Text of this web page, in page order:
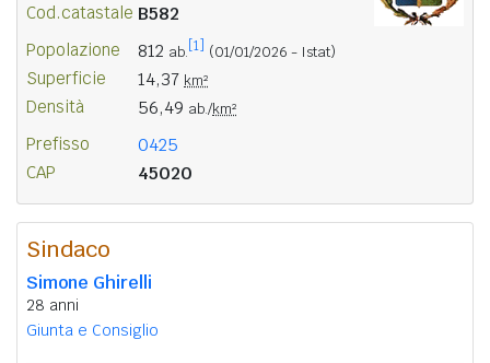
Cod.catastale B582
Popolazione 812 ab. [1] (01/01/2026 - Istat)
Superficie 14,37 km²
Densità 56,49 ab./km²
Prefisso 0425
CAP 45020
Sindaco
Simone Ghirelli
28 anni
Giunta e Consiglio